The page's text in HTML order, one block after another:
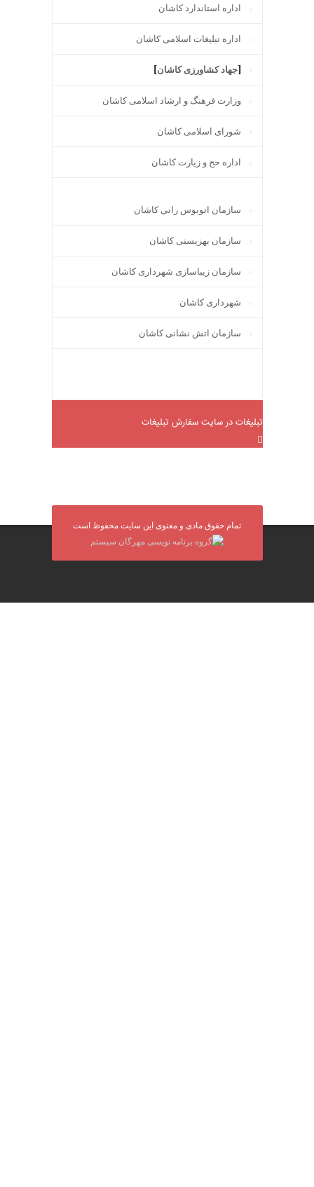
اداره استاندارد كاشان
اداره تبلیغات اسلامی کاشان
جهاد کشاورزی کاشان ]
وزارت فرهنگ و ارشاد اسلامی کاشان
شورای اسلامی کاشان
اداره حج و زیارت کاشان
سازمان اتوبوس رانی کاشان
سازمان بهزیستی کاشان
سازمان زیباسازی شهرداری کاشان
شهرداری کاشان
سازمان اتش نشانی کاشان
تبلیغات در سایت سفارش تبلیغات
تمام حقوق مادی و معنوی این سایت محفوظ است